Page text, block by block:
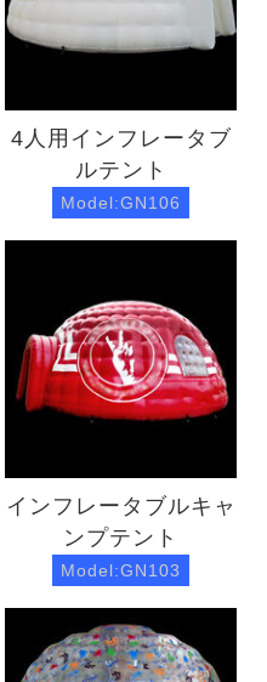
4人用インフレータブ
ルテント
Model:GN106
インフレータブルキャ
ンプテント
Model:GN103